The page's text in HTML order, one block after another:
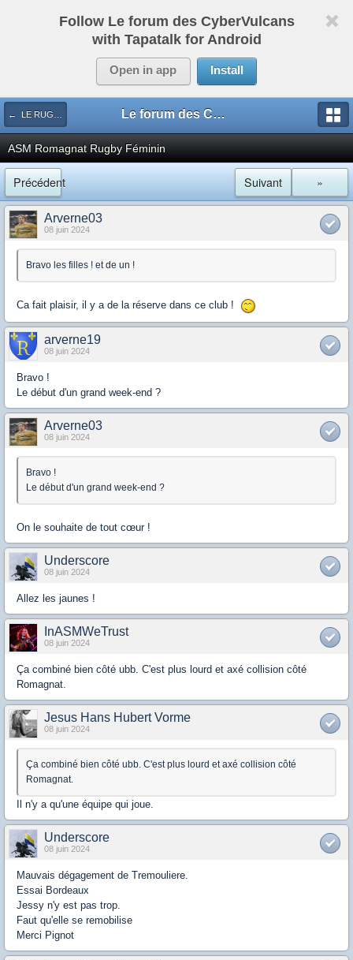
Follow Le forum des CyberVulcans
with Tapatalk for Android
Open in app Install
← LE RUGBY DE CHEZ NOUS Le forum des CyberVulcans
ASM Romagnat Rugby Féminin
Précédent »
Suivant
Arverne03
08 juin 2024
Bravo les filles ! et de un !
Ca fait plaisir, il y a de la réserve dans ce club !
arverne19
08 juin 2024
Bravo !
Le début d'un grand week-end ?
Arverne03
08 juin 2024
Bravo !
Le début d'un grand week-end ?
On le souhaite de tout cœur !
Underscore
08 juin 2024
Allez les jaunes !
InASMWeTrust
08 juin 2024
Ça combiné bien côté ubb. C'est plus lourd et axé collision côté
Romagnat.
Jesus Hans Hubert Vorme
08 juin 2024
Ça combiné bien côté ubb. C'est plus lourd et axé collision côté
Romagnat.
Il n'y a qu'une équipe qui joue.
Underscore
08 juin 2024
Mauvais dégagement de Tremouliere.
Essai Bordeaux
Jessy n'y est pas trop.
Faut qu'elle se remobilise
Merci Pignot